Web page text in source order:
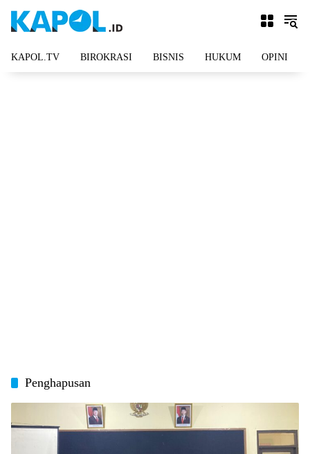
KAPOL.TV BIROKRASI BISNIS HUKUM OPINI
Penghapusan